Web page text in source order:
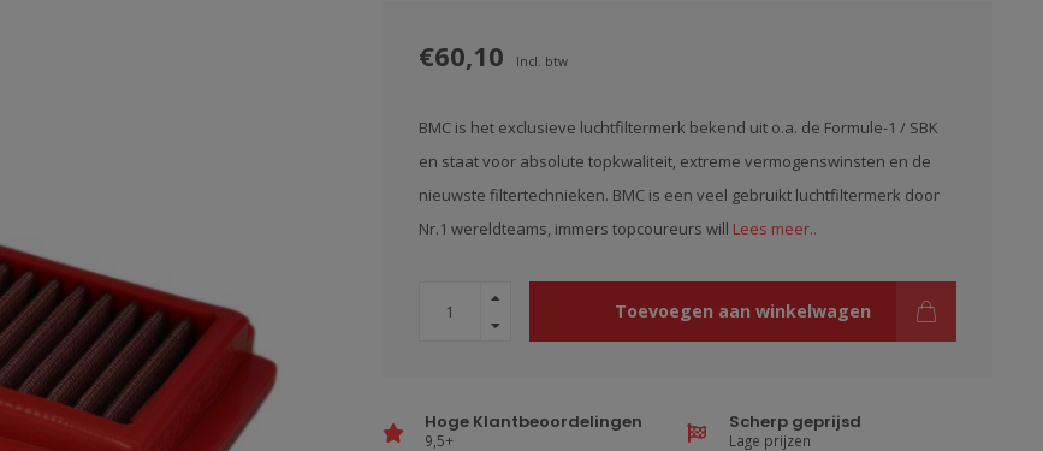
€60,10 Incl. btw
BMC is het exclusieve luchtfiltermerk bekend uit o.a. de Formule-1 / SBK
en staat voor absolute topkwaliteit, extreme vermogenswinsten en de
nieuwste filtertechnieken. BMC is een veel gebruikt luchtfiltermerk door
Nr.1 wereldteams, immers topcoureurs will Lees meer..
Toevoegen aan winkelwagen
Hoge Klantbeoordelingen
9,5+
Scherp geprijsd
Lage prijzen